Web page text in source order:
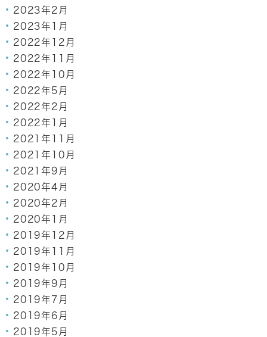
2023年2月
2023年1月
2022年12月
2022年11月
2022年10月
2022年5月
2022年2月
2022年1月
2021年11月
2021年10月
2021年9月
2020年4月
2020年2月
2020年1月
2019年12月
2019年11月
2019年10月
2019年9月
2019年7月
2019年6月
2019年5月